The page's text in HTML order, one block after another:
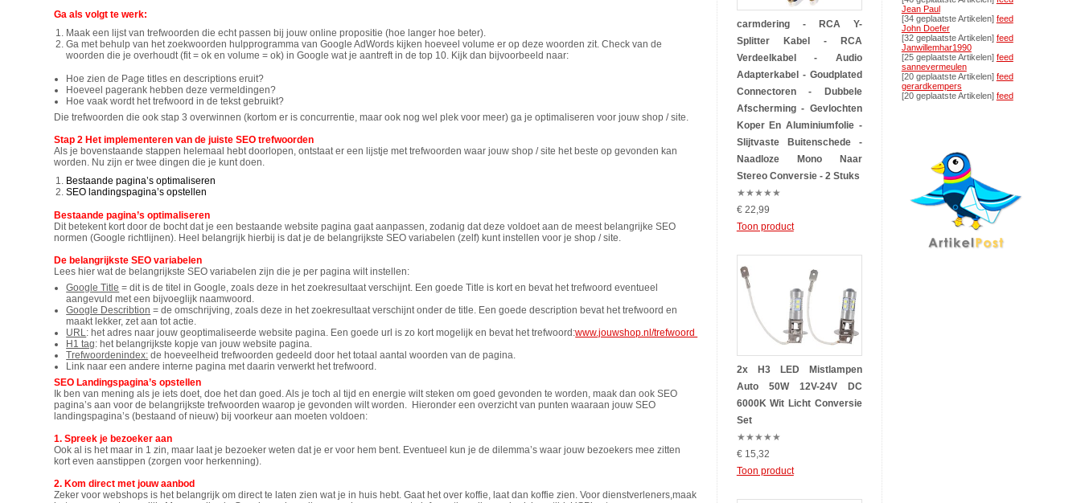
Ga als volgt te werk:
Maak een lijst van trefwoorden die echt passen bij jouw online propositie (hoe langer hoe beter).
Ga met behulp van het zoekwoorden hulpprogramma van Google AdWords kijken hoeveel volume er op deze woorden zit. Check van de
woorden die je overhoudt (fit = ok en volume = ok) in Google wat je aantreft in de top 10. Kijk dan bijvoorbeeld naar:
Hoe zien de Page titles en descriptions eruit?
Hoeveel pagerank hebben deze vermeldingen?
Hoe vaak wordt het trefwoord in de tekst gebruikt?
Die trefwoorden die ook stap 3 overwinnen (kortom er is concurrentie, maar ook nog wel plek voor meer) ga je optimaliseren voor jouw shop / site.
Stap 2 Het implementeren van de juiste SEO trefwoorden
Als je bovenstaande stappen helemaal hebt doorlopen, ontstaat er een lijstje met trefwoorden waar jouw shop / site het beste op gevonden kan
worden. Nu zijn er twee dingen die je kunt doen.
Bestaande pagina’s optimaliseren
SEO landingspagina’s opstellen
Bestaande pagina’s optimaliseren
Dit betekent kort door de bocht dat je een bestaande website pagina gaat aanpassen, zodanig dat deze voldoet aan de meest belangrijke SEO
normen (Google richtlijnen). Heel belangrijk hierbij is dat je de belangrijkste SEO variabelen (zelf) kunt instellen voor je shop / site.
De belangrijkste SEO variabelen
Lees hier wat de belangrijkste SEO variabelen zijn die je per pagina wilt instellen:
Google Title = dit is de titel in Google, zoals deze in het zoekresultaat verschijnt. Een goede Title is kort en bevat het trefwoord eventueel
aangevuld met een bijvoeglijk naamwoord.
Google Describtion = de omschrijving, zoals deze in het zoekresultaat verschijnt onder de title. Een goede description bevat het trefwoord en
maakt lekker, zet aan tot actie.
URL: het adres naar jouw geoptimaliseerde website pagina. Een goede url is zo kort mogelijk en bevat het trefwoord:www.jouwshop.nl/trefwoord
H1 tag: het belangrijkste kopje van jouw website pagina.
Trefwoordenindex: de hoeveelheid trefwoorden gedeeld door het totaal aantal woorden van de pagina.
Link naar een andere interne pagina met daarin verwerkt het trefwoord.
SEO Landingspagina’s opstellen
Ik ben van mening als je iets doet, doe het dan goed. Als je toch al tijd en energie wilt steken om goed gevonden te worden, maak dan ook SEO
pagina’s aan voor de belangrijkste trefwoorden waarop je gevonden wilt worden. Hieronder een overzicht van punten waaraan jouw SEO
landingspagina’s (bestaand of nieuw) bij voorkeur aan moeten voldoen:
1. Spreek je bezoeker aan
Ook al is het maar in 1 zin, maar laat je bezoeker weten dat je er voor hem bent. Eventueel kun je de dilemma’s waar jouw bezoekers mee zitten
kort even aanstippen (zorgen voor herkenning).
2. Kom direct met jouw aanbod
Zeker voor webshops is het belangrijk om direct te laten zien wat je in huis hebt. Gaat het over koffie, laat dan koffie zien. Voor dienstverleners,maak
carmdering - RCA Y-
Splitter Kabel - RCA
Verdeelkabel - Audio
Adapterkabel - Goudplated
Connectoren - Dubbele
Afscherming - Gevlochten
Koper En Aluminiumfolie -
Slijtvaste Buitenschede -
Naadloze Mono Naar
Stereo Conversie - 2 Stuks
★★★★★
€ 22,99
Toon product
2x H3 LED Mistlampen
Auto 50W 12V-24V DC
6000K Wit Licht Conversie
Set
★★★★★
€ 15,32
Toon product
Jean Paul
[34 geplaatste Artikelen] feed
John Doefer
[32 geplaatste Artikelen] feed
Janwillemhar1990
[25 geplaatste Artikelen] feed
sannevermeulen
[20 geplaatste Artikelen] feed
gerardkempers
[20 geplaatste Artikelen] feed